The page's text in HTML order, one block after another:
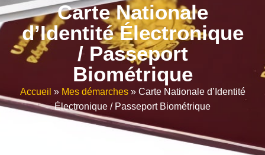
Carte Nationale
d’Identité Électronique
/ Passeport
Biométrique
Accueil » Mes démarches» Carte Nationale d’Identité
Électronique / Passeport Biométrique